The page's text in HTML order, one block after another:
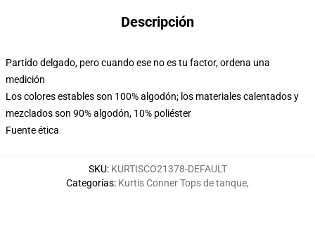
Descripción
Partido delgado, pero cuando ese no es tu factor, ordena una
medición
Los colores estables son 100% algodón; los materiales calentados y
mezclados son 90% algodón, 10% poliéster
Fuente ética
SKU: KURTISCO21378-DEFAULT
Categorías: Kurtis Conner Tops de tanque,